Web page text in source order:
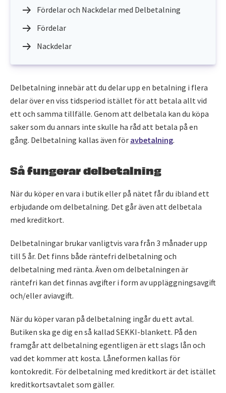
Fördelar och Nackdelar med Delbetalning
Fördelar
Nackdelar
Delbetalning innebär att du delar upp en betalning i flera
delar över en viss tidsperiod istället för att betala allt vid
ett och samma tillfälle. Genom att delbetala kan du köpa
saker som du annars inte skulle ha råd att betala på en
gång. Delbetalning kallas även för avbetalning.
Så fungerar delbetalning
När du köper en vara i butik eller på nätet får du ibland ett
erbjudande om delbetalning. Det går även att delbetala
med kreditkort.
Delbetalningar brukar vanligtvis vara från 3 månader upp
till 5 år. Det finns både räntefri delbetalning och
delbetalning med ränta. Även om delbetalningen är
räntefri kan det finnas avgifter i form av uppläggningsavgift
och/eller aviavgift.
När du köper varan på delbetalning ingår du ett avtal.
Butiken ska ge dig en så kallad SEKKI-blankett. På den
framgår att delbetalning egentligen är ett slags lån och
vad det kommer att kosta. Låneformen kallas för
kontokredit. För delbetalning med kreditkort är det istället
kreditkortsavtalet som gäller.